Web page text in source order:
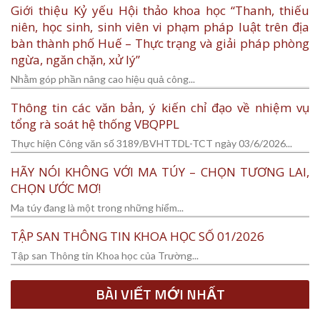
Giới thiệu Kỷ yếu Hội thảo khoa học “Thanh, thiếu
niên, học sinh, sinh viên vi phạm pháp luật trên địa
bàn thành phố Huế – Thực trạng và giải pháp phòng
ngừa, ngăn chặn, xử lý”
Nhằm góp phần nâng cao hiệu quả công...
Thông tin các văn bản, ý kiến chỉ đạo về nhiệm vụ
tổng rà soát hệ thống VBQPPL
Thực hiện Công văn số 3189/BVHTTDL-TCT ngày 03/6/2026...
HÃY NÓI KHÔNG VỚI MA TÚY – CHỌN TƯƠNG LAI,
CHỌN ƯỚC MƠ!
Ma túy đang là một trong những hiểm...
TẬP SAN THÔNG TIN KHOA HỌC SỐ 01/2026
Tập san Thông tin Khoa học của Trường...
BÀI VIẾT MỚI NHẤT